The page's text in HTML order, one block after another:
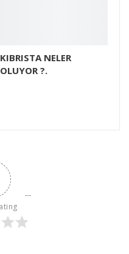
KIBRISTA NELER
OLUYOR ?.